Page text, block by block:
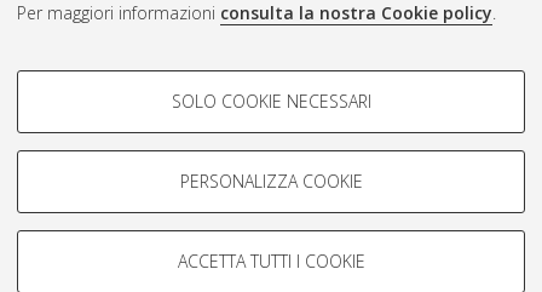
Per maggiori informazioni consulta la nostra Cookie policy.
COOKIE DI PROFILAZIONE -
Si tratta di cookie utilizzati per analizzare le caratteristiche della
navigazione degli utenti, creare profili in base al loro comportamento
Mostra cookie di profilazione
SOLO COOKIE NECESSARI
PERSONALIZZA COOKIE
ACCETTA TUTTI I COOKIE
AMS Laurea
Impostazioni Cookie
Informativa sulla privacy
Condizioni d’uso del sito